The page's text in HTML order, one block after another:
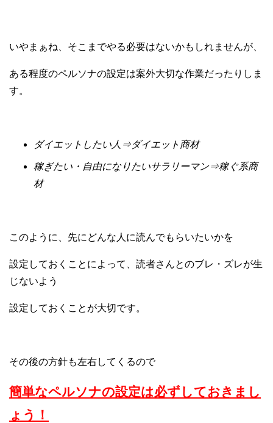
いやまぁね、そこまでやる必要はないかもしれませんが、
ある程度のペルソナの設定は案外大切な作業だったりしま
す。
ダイエットしたい人⇒ダイエット商材
稼ぎたい・自由になりたいサラリーマン⇒稼ぐ系商
材
このように、先にどんな人に読んでもらいたいかを
設定しておくことによって、読者さんとのブレ・ズレが生
じないよう
設定しておくことが大切です。
その後の方針も左右してくるので
簡単なペルソナの設定は必ずしておきまし
ょう！